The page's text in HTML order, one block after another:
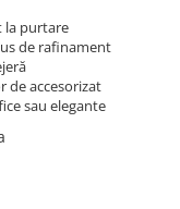
la purtare
de rafinament
de accesorizat
sau elegante